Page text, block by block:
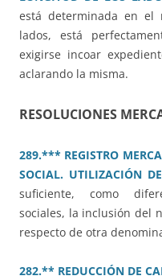
está determinada en
lados, está
exigirse incoar
aclarando la misma.
RESOLUCIONES
289.*** REGISTRO
SOCIAL. UTILIZACIÓN
suficiente, como
sociales, la inclusión del
respecto de otra
282.** REDUCCIÓN DE